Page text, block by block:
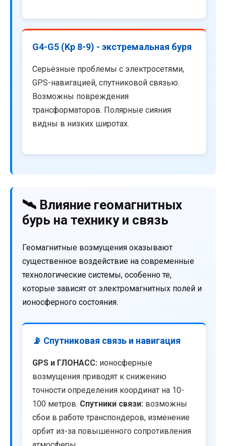
G4-G5 (Kp 8-9) - экстремальная буря
Серьёзные проблемы с электросетями,
GPS-навигацией, спутниковой связью.
Возможны повреждения
трансформаторов. Полярные сияния
видны в низких широтах.
🛰️ Влияние геомагнитных
бурь на технику и связь
Геомагнитные возмущения оказывают
существенное воздействие на современные
технологические системы, особенно те,
которые зависят от электромагнитных полей и
ионосферного состояния.
📡 Спутниковая связь и навигация
GPS и ГЛОНАСС: ионосферные
возмущения приводят к снижению
точности определения координат на 10-
100 метров. Спутники связи: возможны
сбои в работе транспондеров, изменение
орбит из-за повышенного сопротивления